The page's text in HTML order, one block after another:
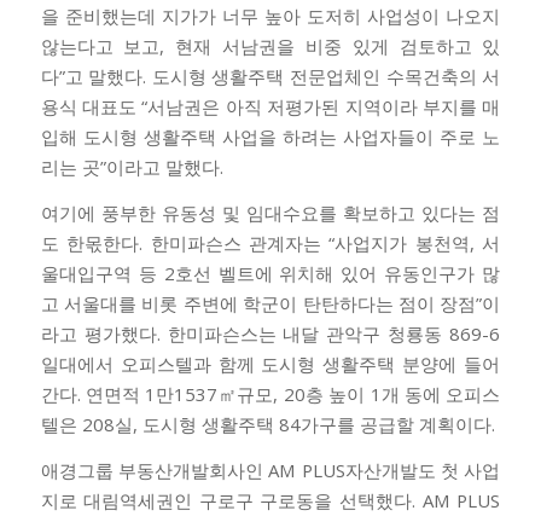
을 준비했는데 지가가 너무 높아 도저히 사업성이 나오지
않는다고 보고, 현재 서남권을 비중 있게 검토하고 있
다”고 말했다. 도시형 생활주택 전문업체인 수목건축의 서
용식 대표도 “서남권은 아직 저평가된 지역이라 부지를 매
입해 도시형 생활주택 사업을 하려는 사업자들이 주로 노
리는 곳”이라고 말했다.
여기에 풍부한 유동성 및 임대수요를 확보하고 있다는 점
도 한몫한다. 한미파슨스 관계자는 “사업지가 봉천역, 서
울대입구역 등 2호선 벨트에 위치해 있어 유동인구가 많
고 서울대를 비롯 주변에 학군이 탄탄하다는 점이 장점”이
라고 평가했다. 한미파슨스는 내달 관악구 청룡동 869-6
일대에서 오피스텔과 함께 도시형 생활주택 분양에 들어
간다. 연면적 1만1537㎡규모, 20층 높이 1개 동에 오피스
텔은 208실, 도시형 생활주택 84가구를 공급할 계획이다.
애경그룹 부동산개발회사인 AM PLUS자산개발도 첫 사업
지로 대림역세권인 구로구 구로동을 선택했다. AM PLUS